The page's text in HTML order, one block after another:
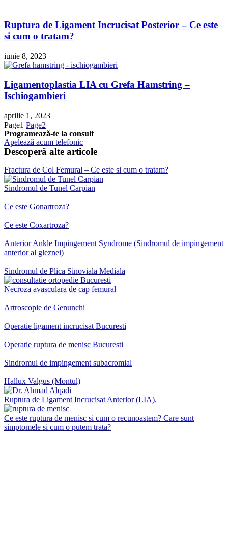
Ruptura de Ligament Incrucisat Posterior – Ce este
si cum o tratam?
iunie 8, 2023
Ligamentoplastia LIA cu Grefa Hamstring –
Ischiogambieri
aprilie 1, 2023
Page1 Page2
Programează-te la consult
Apelează acum telefonic
Descoperă alte articole
Fractura de Col Femural – Ce este si cum o tratam?
Sindromul de Tunel Carpian
Ce este Gonartroza?
Ce este Coxartroza?
Anterior Ankle Impingement Syndrome (Sindromul de impingement
anterior al gleznei)
Sindromul de Plica Sinoviala Mediala
Necroza avasculara de cap femural
Artroscopie de Genunchi
Operatie ligament incrucisat Bucuresti
Operatie ruptura de menisc Bucuresti
Sindromul de impingement subacromial
Hallux Valgus (Montul)
Ruptura de Ligament Incrucisat Anterior (LIA).
Ce este ruptura de menisc si cum o recunoastem? Care sunt
simptomele si cum o putem trata?